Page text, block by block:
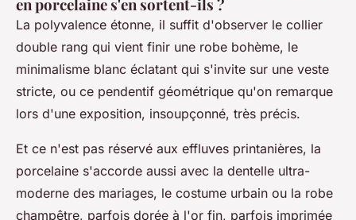
en porcelaine s'en sortent-ils ?
La polyvalence étonne, il suffit d'observer le collier
double rang qui vient finir une robe bohème, le
minimalisme blanc éclatant qui s'invite sur une veste
stricte, ou ce pendentif géométrique qu'on remarque
lors d'une exposition, insoupçonné, très précis.
Et ce n'est pas réservé aux effluves printanières, la
porcelaine s'accorde aussi avec la dentelle ultra-
moderne des mariages, le costume urbain ou la robe
champêtre, parfois dorée à l'or fin, parfois imprimée